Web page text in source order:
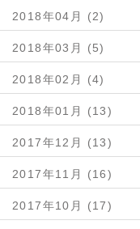
2018年04月 (2)
2018年03月 (5)
2018年02月 (4)
2018年01月 (13)
2017年12月 (13)
2017年11月 (16)
2017年10月 (17)